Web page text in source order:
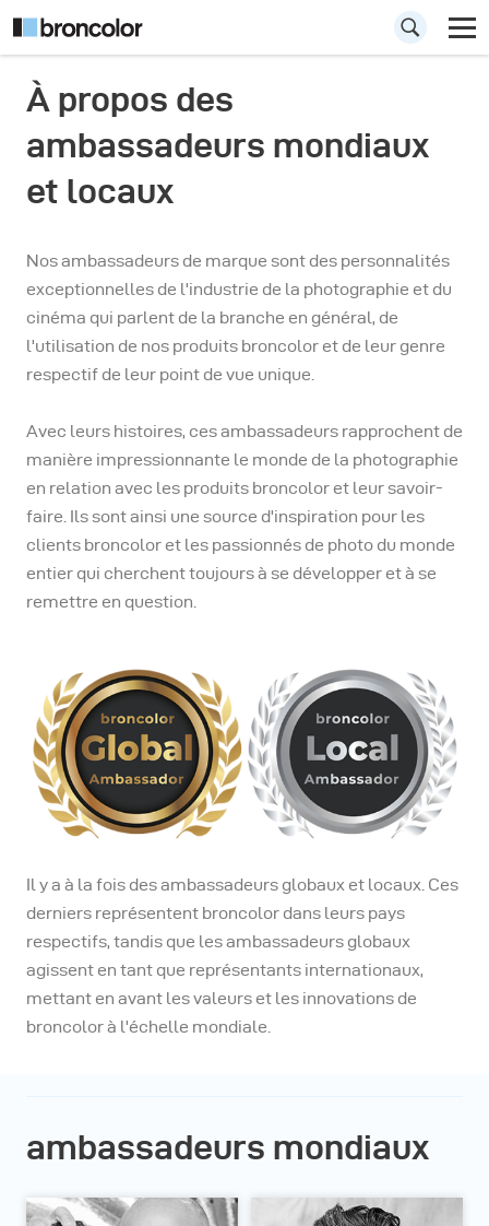
broncolor
ambassadeurs
À propos des
ambassadeurs mondiaux
et locaux
Nos ambassadeurs de marque sont des personnalités
exceptionnelles de l'industrie de la photographie et du
cinéma qui parlent de la branche en général, de
l'utilisation de nos produits broncolor et de leur genre
respectif de leur point de vue unique.
Avec leurs histoires, ces ambassadeurs rapprochent de
manière impressionnante le monde de la photographie
en relation avec les produits broncolor et leur savoir-
faire. Ils sont ainsi une source d'inspiration pour les
clients broncolor et les passionnés de photo du monde
entier qui cherchent toujours à se développer et à se
remettre en question.
Il y a à la fois des ambassadeurs globaux et locaux. Ces
derniers représentent broncolor dans leurs pays
respectifs, tandis que les ambassadeurs globaux
agissent en tant que représentants internationaux,
mettant en avant les valeurs et les innovations de
broncolor à l'échelle mondiale.
ambassadeurs mondiaux